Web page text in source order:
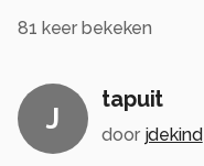
81 keer bekeken
J
tapuit
door jdekind